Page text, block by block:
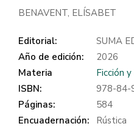
BENAVENT, ELÍSABET
Editorial:
SUMA
Año de edición:
2026
Materia
Ficción
ISBN:
978-84-
Páginas:
584
Encuadernación:
Rústica